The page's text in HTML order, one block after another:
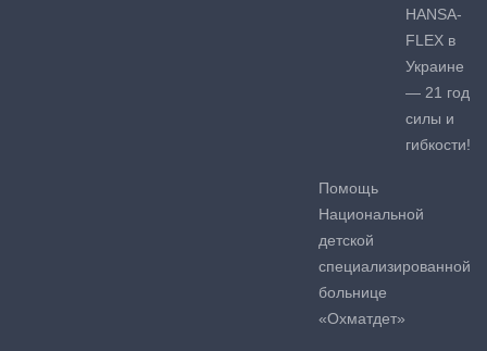
HANSA-
FLEX в
Украине
— 21 год
силы и
гибкости!
Помощь
Национальной
детской
специализированной
больнице
«Охматдет»